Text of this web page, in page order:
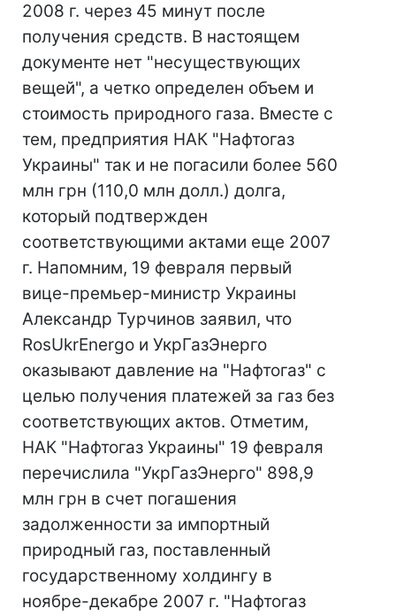
2008 г. через 45 минут после
получения средств. В настоящем
документе нет "несуществующих
вещей", а четко определен объем и
стоимость природного газа. Вместе с
тем, предприятия НАК "Нафтогаз
Украины" так и не погасили более 560
млн грн (110,0 млн долл.) долга,
который подтвержден
соответствующими актами еще 2007
г. Напомним, 19 февраля первый
вице-премьер-министр Украины
Александр Турчинов заявил, что
RosUkrEnergo и УкрГазЭнерго
оказывают давление на "Нафтогаз" с
целью получения платежей за газ без
соответствующих актов. Отметим,
НАК "Нафтогаз Украины" 19 февраля
перечислила "УкрГазЭнерго" 898,9
млн грн в счет погашения
задолженности за импортный
природный газ, поставленный
государственному холдингу в
ноябре-декабре 2007 г. "Нафтогаз